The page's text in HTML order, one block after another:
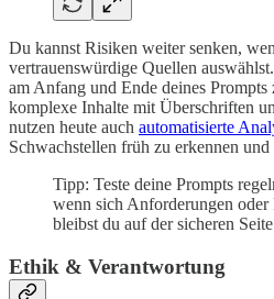
Du kannst Risiken weiter senken,
vertrauenswürdige Quellen
am Anfang und Ende deines
komplexe Inhalte mit Überschriften
nutzen heute auch automatisierte
Schwachstellen früh zu erkennen
Tipp: Teste deine Prompts
wenn sich Anforderungen oder
bleibst du auf der sicheren
Ethik & Verantwortung